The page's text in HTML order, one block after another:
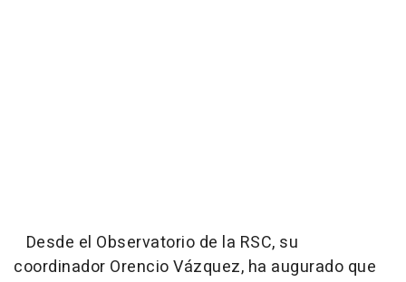
Desde el Observatorio de la RSC, su
coordinador Orencio Vázquez, ha augurado que